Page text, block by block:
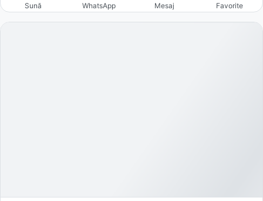
Sună WhatsApp Mesaj Favorite